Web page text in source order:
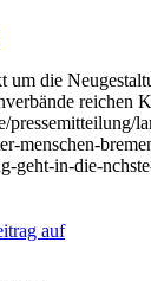
die
reichen
menschen-
geht-in-die-
auf